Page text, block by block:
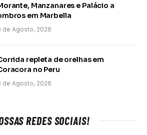
Manzanares e Palácio a
em Marbella
de Agosto, 2026
repleta de orelhas em
no Peru
de Agosto, 2026
REDES SOCIAIS!